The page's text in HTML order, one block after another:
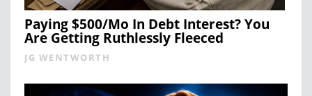
Paying $500/Mo In Debt Interest? You
Are Getting Ruthlessly Fleeced
JG WENTWORTH